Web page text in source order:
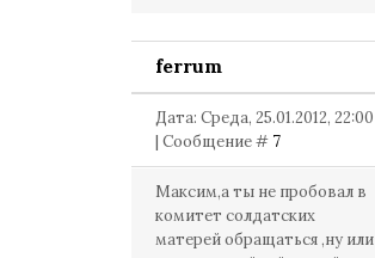
ferrum
Дата: Среда, 25.01.2012, 22:00
| Сообщение # 7
Максим,а ты не пробовал в
комитет солдатских
матерей обращаться ,ну или